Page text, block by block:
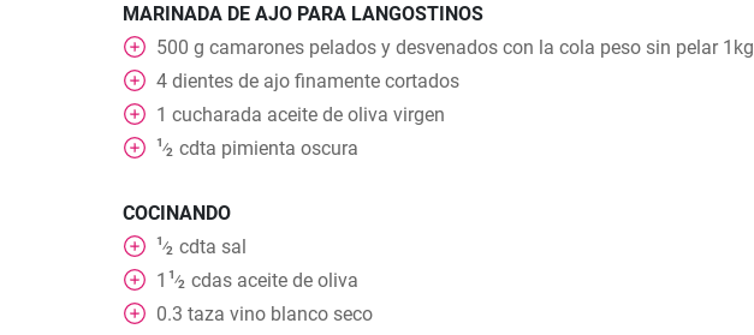
MARINADA DE AJO PARA LANGOSTINOS
500 g camarones pelados y desvenados con la cola peso sin pelar 1kg
4 dientes de ajo finamente cortados
1 cucharada aceite de oliva virgen
1⁄2 cdta pimienta oscura
COCINANDO
1⁄2 cdta sal
1 1⁄2 cdas aceite de oliva
0.3 taza vino blanco seco